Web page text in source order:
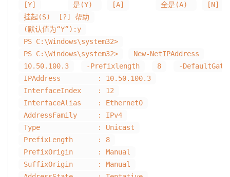
[Y]
是(Y) [A] 全是(A)
[N]
挂起(S) [?] 帮助
(默认值为“Y”):y
PS C:\Windows\system32>
PS C:\Windows\system32>
New-NetIPAddress
10.50.100.3
-Prefixlength 8
-
IPAddress : 10.50.100.3
InterfaceIndex : 12
InterfaceAlias : Ethernet0
AddressFamily : IPv4
Type : Unicast
PrefixLength : 8
PrefixOrigin : Manual
SuffixOrigin : Manual